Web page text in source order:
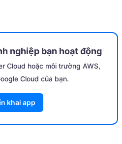
nghiệp bạn hoạt động
Cloud hoặc môi trường AWS,
Cloud của bạn.
khai app